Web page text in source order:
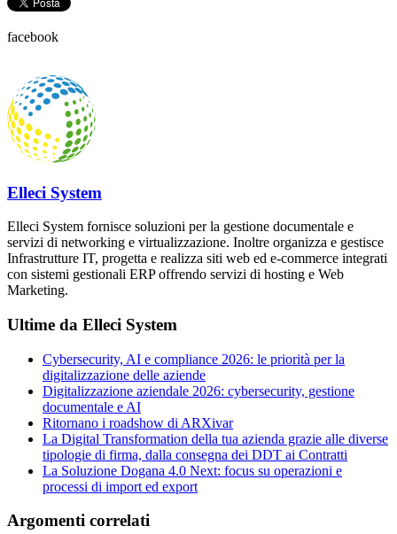
facebook
Elleci System
Elleci System fornisce soluzioni per la gestione documentale e
servizi di networking e virtualizzazione. Inoltre organizza e gestisce
Infrastrutture IT, progetta e realizza siti web ed e-commerce integrati
con sistemi gestionali ERP offrendo servizi di hosting e Web
Marketing.
Ultime da Elleci System
Cybersecurity, AI e compliance 2026: le priorità per la
digitalizzazione delle aziende
Digitalizzazione aziendale 2026: cybersecurity, gestione
documentale e AI
Ritornano i roadshow di ARXivar
La Digital Transformation della tua azienda grazie alle diverse
tipologie di firma, dalla consegna dei DDT ai Contratti
La Soluzione Dogana 4.0 Next: focus su operazioni e
processi di import ed export
Argomenti correlati